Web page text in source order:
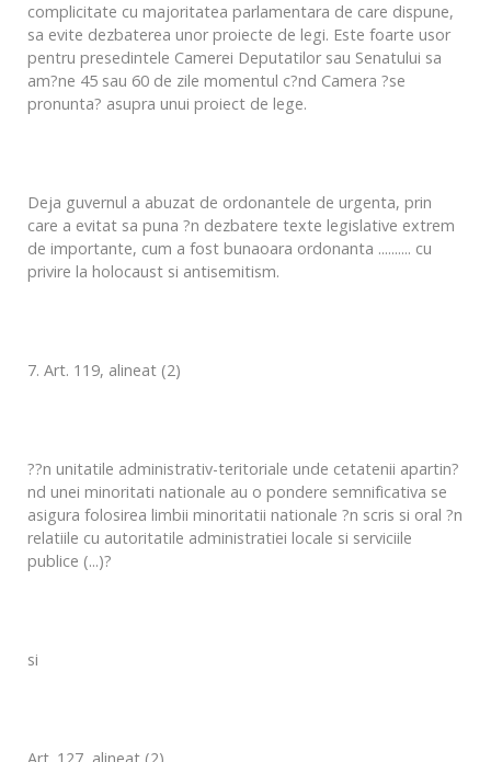
complicitate cu majoritatea parlamentara de care dispune,
sa evite dezbaterea unor proiecte de legi. Este foarte usor
pentru presedintele Camerei Deputatilor sau Senatului sa
am?ne 45 sau 60 de zile momentul c?nd Camera ?se
pronunta? asupra unui proiect de lege.
Deja guvernul a abuzat de ordonantele de urgenta, prin
care a evitat sa puna ?n dezbatere texte legislative extrem
de importante, cum a fost bunaoara ordonanta .......... cu
privire la holocaust si antisemitism.
7. Art. 119, alineat (2)
??n unitatile administrativ-teritoriale unde cetatenii apartin?
nd unei minoritati nationale au o pondere semnificativa se
asigura folosirea limbii minoritatii nationale ?n scris si oral ?n
relatiile cu autoritatile administratiei locale si serviciile
publice (...)?
si